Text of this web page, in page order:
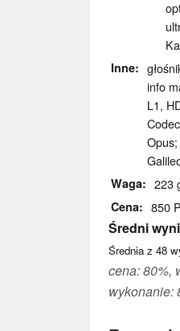
Inne
info
L1,
Waga 223
Cena 850
Średni
Średnia z 48
cena: 80%,
wykonanie: